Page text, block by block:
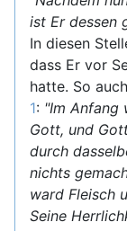
ist Er dessen
In diesen
dass Er vor
hatte. So
1: "Im Anfang
Gott, und
durch
nichts
ward Fleisch
Seine